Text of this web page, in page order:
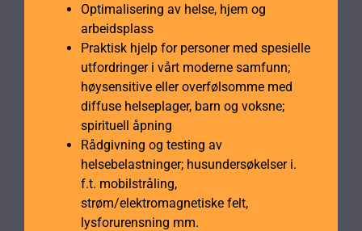
Optimalisering av helse, hjem og
arbeidsplass
Praktisk hjelp for personer med spesielle
utfordringer i vårt moderne samfunn;
høysensitive eller overfølsomme med
diffuse helseplager, barn og voksne;
spirituell åpning
Rådgivning og testing av
helsebelastninger; husundersøkelser i.
f.t. mobilstråling,
strøm/elektromagnetiske felt,
lysforurensning mm.